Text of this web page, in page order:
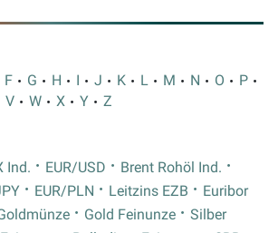
F G H I J K L M N O
P
V W X Y Z
Ind. EUR/USD
Brent Rohöl Ind.
EUR/PLN Leitzins EZB
Euribor
Gold Feinunze
Silber